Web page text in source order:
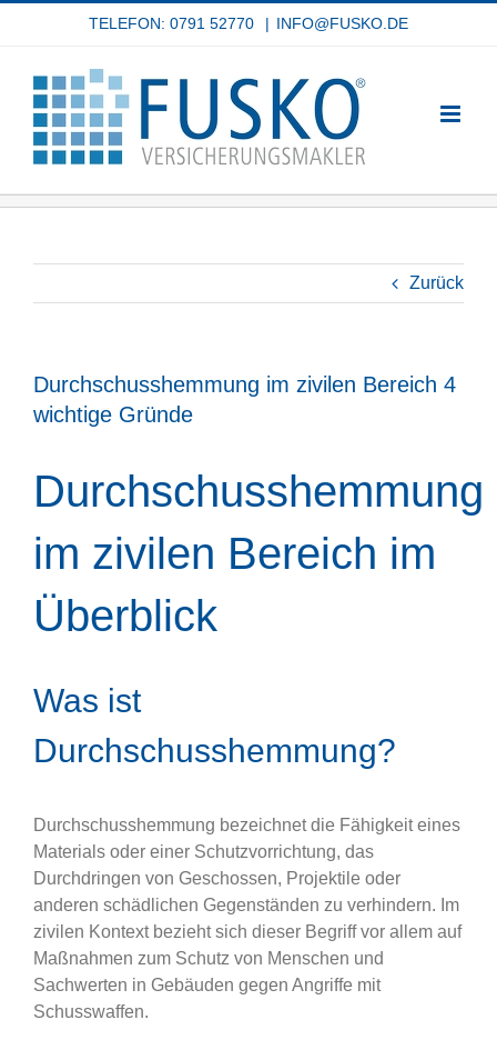
TELEFON: 0791 52770 | INFO@FUSKO.DE
Zurück
Durchschusshemmung im zivilen Bereich 4
wichtige Gründe
Durchschusshemmung
im zivilen Bereich im
Überblick
Was ist
Durchschusshemmung?
Durchschusshemmung bezeichnet die Fähigkeit eines
Materials oder einer Schutzvorrichtung, das
Durchdringen von Geschossen, Projektile oder
anderen schädlichen Gegenständen zu verhindern. Im
zivilen Kontext bezieht sich dieser Begriff vor allem auf
Maßnahmen zum Schutz von Menschen und
Sachwerten in Gebäuden gegen Angriffe mit
Schusswaffen.